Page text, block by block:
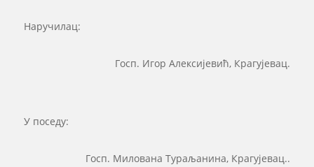
Наручилац:
Госп. Игор Алексијевић, Крагујевац.
У поседу:
Госп. Милована Тураљанина, Крагујевац..